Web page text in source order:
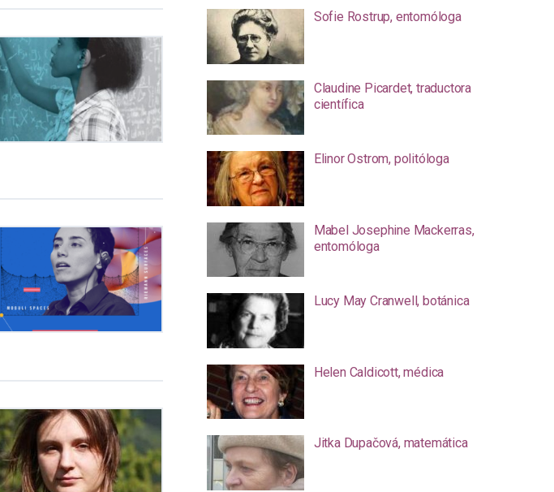
Sofie Rostrup, entomóloga
Claudine Picardet, traductora
científica
Elinor Ostrom, politóloga
Mabel Josephine Mackerras,
entomóloga
Lucy May Cranwell, botánica
Helen Caldicott, médica
Jitka Dupačová, matemática